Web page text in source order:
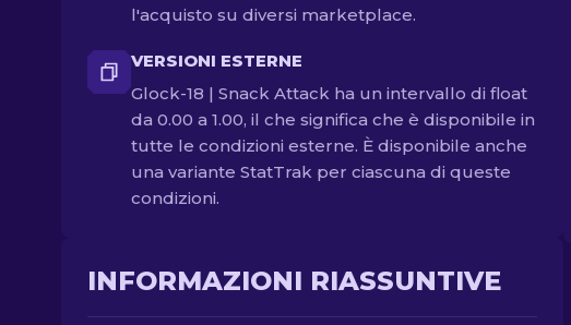
l'acquisto su diversi marketplace.
VERSIONI ESTERNE
Glock-18 | Snack Attack ha un intervallo di float
da 0.00 a 1.00, il che significa che è disponibile in
tutte le condizioni esterne. È disponibile anche
una variante StatTrak per ciascuna di queste
condizioni.
INFORMAZIONI RIASSUNTIVE